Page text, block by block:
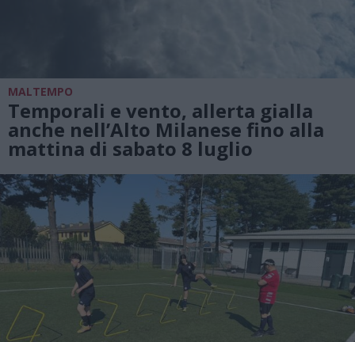
MALTEMPO
Temporali e vento, allerta gialla
anche nell’Alto Milanese fino alla
mattina di sabato 8 luglio